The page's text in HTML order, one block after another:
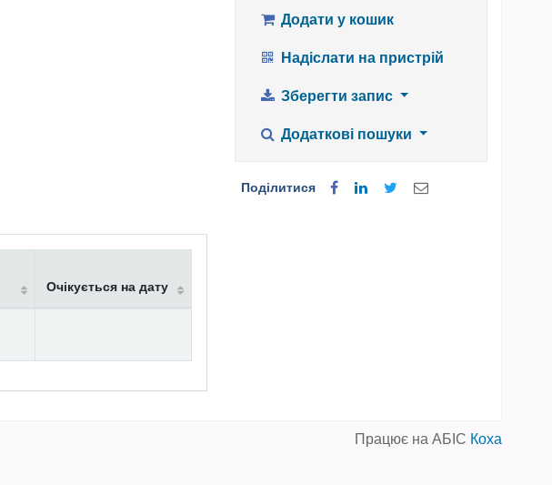
Очікується на дату
Додати у кошик
Надіслати на пристрій
Зберегти запис
Додаткові пошуки
Поділитися
Працює на АБІС Коха